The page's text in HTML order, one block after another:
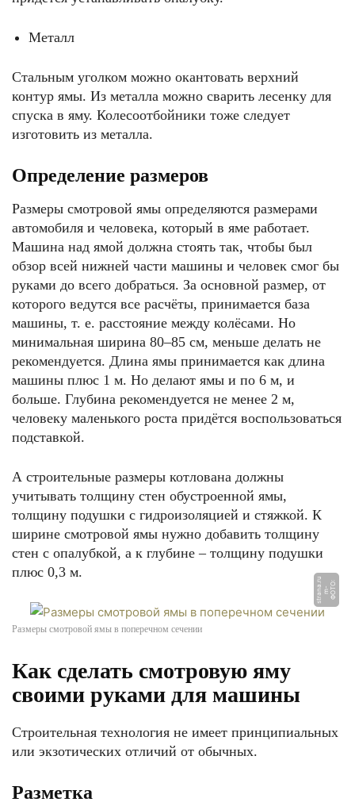
Металл
Стальным уголком можно окантовать верхний
контур ямы. Из металла можно сварить лесенку для
спуска в яму. Колесоотбойники тоже следует
изготовить из металла.
Определение размеров
Размеры смотровой ямы определяются размерами
автомобиля и человека, который в яме работает.
Машина над ямой должна стоять так, чтобы был
обзор всей нижней части машины и человек смог бы
руками до всего добраться. За основной размер, от
которого ведутся все расчёты, принимается база
машины, т. е. расстояние между колёсами. Но
минимальная ширина 80–85 см, меньше делать не
рекомендуется. Длина ямы принимается как длина
машины плюс 1 м. Но делают ямы и по 6 м, и
больше. Глубина рекомендуется не менее 2 м,
человеку маленького роста придётся воспользоваться
подставкой.
А строительные размеры котлована должны
учитывать толщину стен обустроенной ямы,
толщину подушки с гидроизоляцией и стяжкой. К
ширине смотровой ямы нужно добавить толщину
стен с опалубкой, а к глубине – толщину подушки
плюс 0,3 м.
Ф
О
Т О:
m
- s
t
r
a
n
a.
r
u
Размеры смотровой ямы в поперечном сечении
Как сделать смотровую яму
своими руками для машины
Строительная технология не имеет принципиальных
или экзотических отличий от обычных.
Разметка